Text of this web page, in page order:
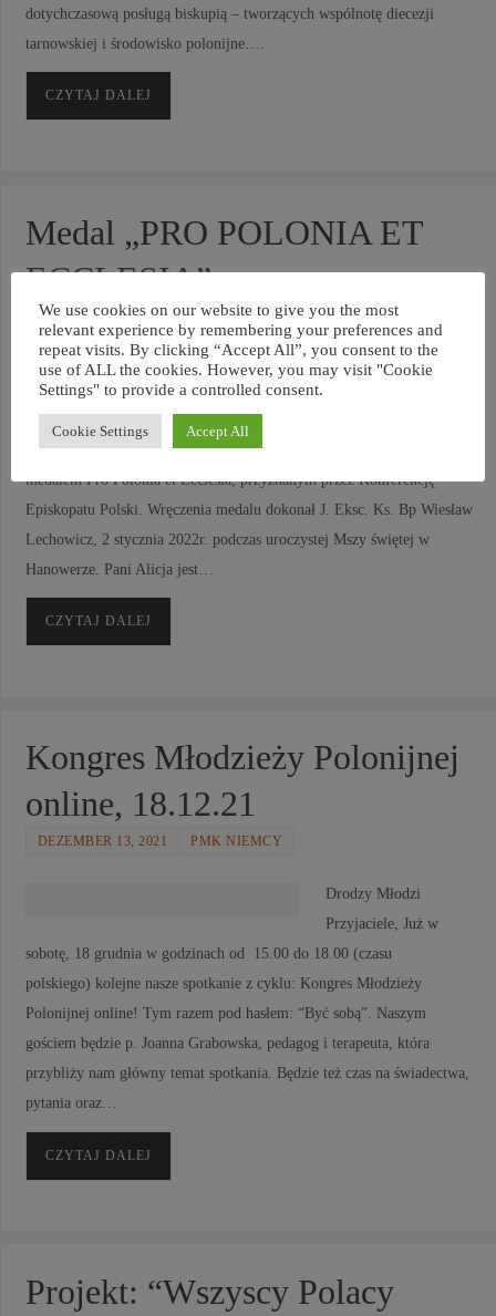
dotychczasową posługą biskupią – tworzących wspólnotę diecezji
tarnowskiej i środowisko polonijne….
CZYTAJ DALEJ
Medal „PRO POLONIA ET
ECCLESIA”
JANUAR 3, 2022 PMK NIEMCY
Z radością chcemy poinformować, że Pani Alicja Krauze – sekretarka w
Rektoracie Polskiej Misji Katolickiej w Niemczech została uhonorowana
medalem Pro Polonia et Ecclesia, przyznanym przez Konferencję
Episkopatu Polski. Wręczenia medalu dokonał J. Eksc. Ks. Bp Wiesław
Lechowicz, 2 stycznia 2022r. podczas uroczystej Mszy świętej w
Hanowerze. Pani Alicja jest…
CZYTAJ DALEJ
Kongres Młodzieży Polonijnej
online, 18.12.21
DEZEMBER 13, 2021 PMK NIEMCY
Drodzy Młodzi
Przyjaciele, Już w
sobotę, 18 grudnia w godzinach od 15.00 do 18.00 (czasu
polskiego) kolejne nasze spotkanie z cyklu: Kongres Młodzieży
Polonijnej online! Tym razem pod hasłem: “Być sobą”. Naszym
gościem będzie p. Joanna Grabowska, pedagog i terapeuta, która
przybliży nam główny temat spotkania. Będzie też czas na świadectwa,
pytania oraz…
CZYTAJ DALEJ
Projekt: “Wszyscy Polacy
We use cookies on our website to give you the most
relevant experience by remembering your preferences and
repeat visits. By clicking “Accept All”, you consent to the
use of ALL the cookies. However, you may visit "Cookie
Settings" to provide a controlled consent.
Cookie Settings Accept All